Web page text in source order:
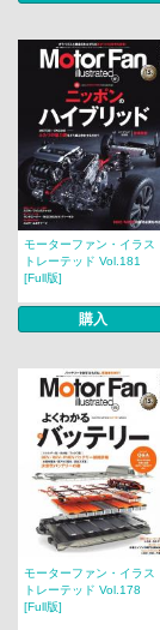
モーターファン・イラス
トレーテッド Vol.181
[Full版]
購入
モーターファン・イラス
トレーテッド Vol.178
[Full版]